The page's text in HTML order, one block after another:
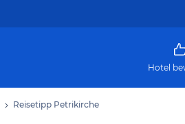
Hotel
Reisetipp Petrikirche